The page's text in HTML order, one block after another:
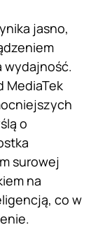
jasno,
wydajność.
MediaTek
o
surowej
na
co w